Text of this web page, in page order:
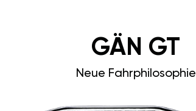
GÄN GT
Neue Fahrphilosophie